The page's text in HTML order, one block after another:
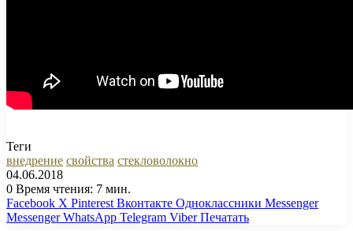
Теги
внедрение свойства стекловолокно
04.06.2018
0 Время чтения: 7 мин.
Facebook X Pinterest Вконтакте Одноклассники Messenger
Messenger WhatsApp Telegram Viber Печатать